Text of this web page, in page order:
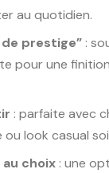
au quotidien.
prestige” :
pour une
: parfaite avec
look casual
choix : une